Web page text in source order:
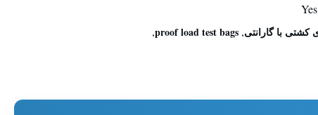
Yes
,
proof load test bags
,